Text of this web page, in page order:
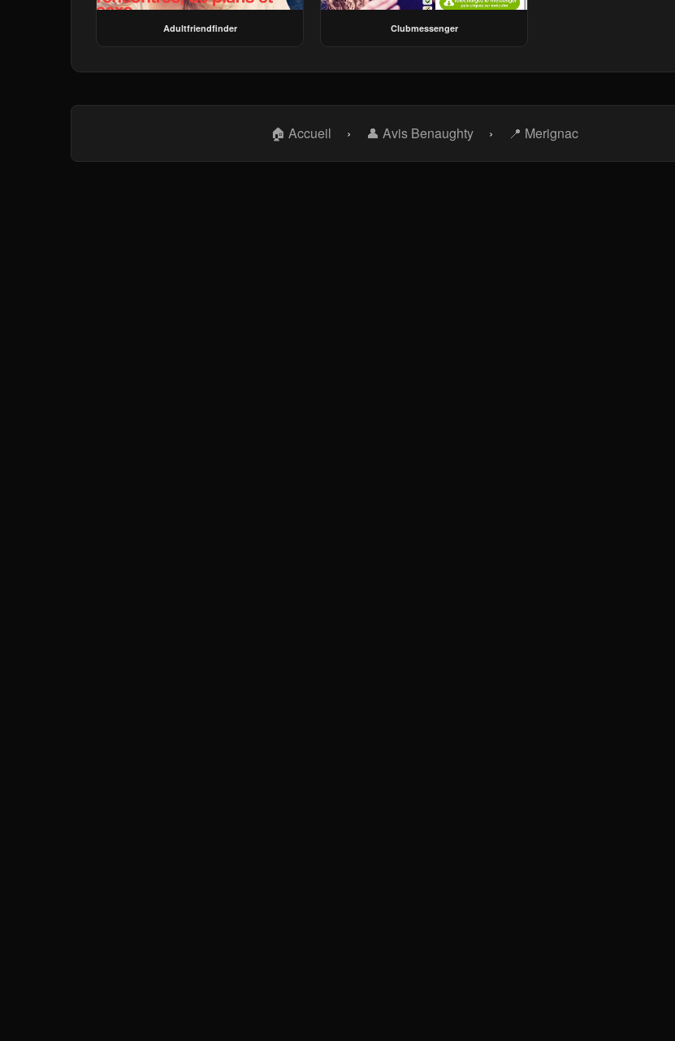
Adultfriendfinder Clubmessenger
🏠 Accueil › 👤 Avis Benaughty › 📍 Merignac